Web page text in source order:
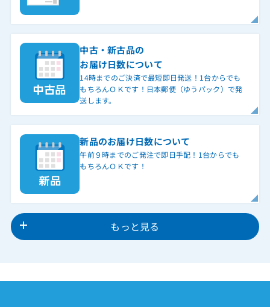
中古・新古品の
お届け日数について
14時までのご決済で最短即日発送！1台からでも
もちろんＯＫです！日本郵便（ゆうパック）で発
送します。
新品のお届け日数について
午前９時までのご発注で即日手配！1台からでも
もちろんＯＫです！
もっと見る